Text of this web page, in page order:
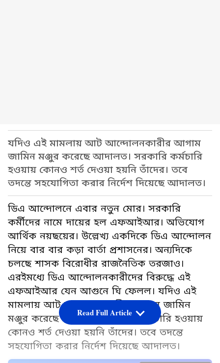
যদিও এই মামলায় আট আন্দোলনকারীর আগাম
জামিন মঞ্জুর করেছে আদালত। সরকারি কর্মচারি
হওয়ায় কোনও শর্ত দেওয়া হয়নি তাঁদের। তবে
তদন্তে সহযোগিতা করার নির্দেশ দিয়েছে আদালত।
ডিএ আন্দোলনে এবার নতুন মোর। সরকারি
কর্মীদের নামে দায়ের হল এফআইআর। অভিযোগ
আর্থিক নয়ছয়ের। উল্লেখ্য একদিকে ডিএ আন্দোলন
নিয়ে বার বার কড়া বার্তা প্রশাসনের। অন্যদিকে
চলছে শাসক বিরোধীর রাজনৈতিক তরজাও।
এরইমধ্যে ডিএ আন্দোলনকারীদের বিরুদ্ধে এই
এফআইআর যেন আগুনে ঘি ফেলল। যদিও এই
মামলায় আট আন্দোলনকারীর আগাম জামিন
মঞ্জুর করেছে আদালত। সরকারি কর্মচারি হওয়ায়
কোনও শর্ত দেওয়া হয়নি তাঁদের। তবে তদন্তে
সহযোগিতা করার নির্দেশ দিয়েছে আদালত।
Read Full Article